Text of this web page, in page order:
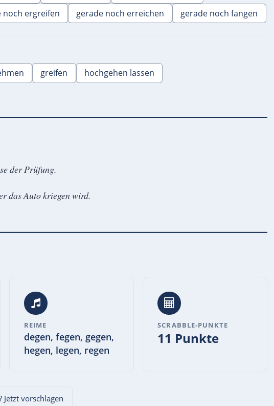
noch ergreifen gerade noch erreichen gerade noch fangen
greifen hochgehen lassen
der Prüfung.
das Auto kriegen wird.
REIME
degen, fegen, gegen,
hegen, legen, regen
SCRABBLE-PUNKTE
11 Punkte
Jetzt vorschlagen